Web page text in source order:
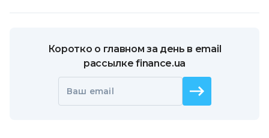
Коротко о главном за день в email
рассылке finance.ua
Ваш email